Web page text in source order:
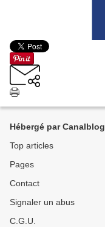
Hébergé par Canalblog
Top articles
Pages
Contact
Signaler un abus
C.G.U.